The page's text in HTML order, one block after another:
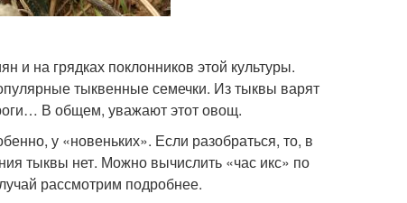
и на грядках поклонников этой культуры.
тыквенные семечки. Из тыквы варят
В общем, уважают этот овощ.
у «новеньких». Если разобраться, то, в
тыквы нет. Можно вычислить «час икс» по
рассмотрим подробнее.